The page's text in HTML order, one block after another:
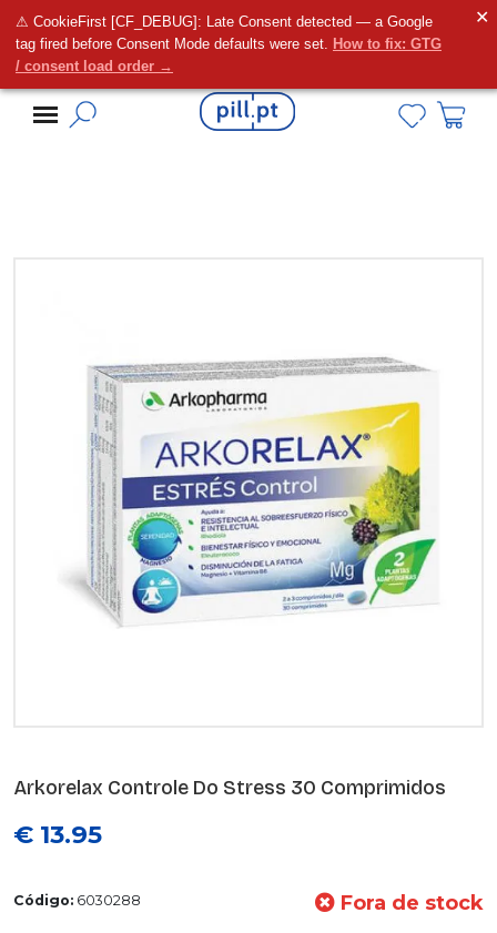
⚠ CookieFirst [CF_DEBUG]: Late Consent detected — a Google
tag fired before Consent Mode defaults were set. How to fix: GTG
/ consent load order →
✕
Alguma dúvida?
Arkorelax Controle Do Stress 30 Comprimidos
€ 13.95
Código: 6030288 Fora de stock